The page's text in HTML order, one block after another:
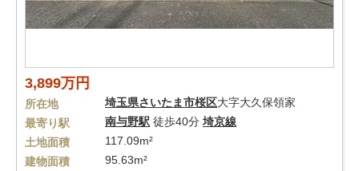
3,899万円
所在地 埼玉県さいたま市桜区大字大久保領家
最寄り駅
南与野駅 徒歩40分 埼京線
土地面積
117.09m²
建物面積
95.63m²